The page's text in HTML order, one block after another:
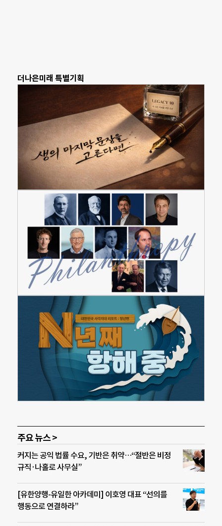
더나은미래 특별기획
주요 뉴스 >
커지는 공익 법률 수요, 기반은 취약…“절반은 비정
규직·나홀로 사무실”
[유한양행-유일한 아카데미] 이호영 대표 “선의를
행동으로 연결하라”